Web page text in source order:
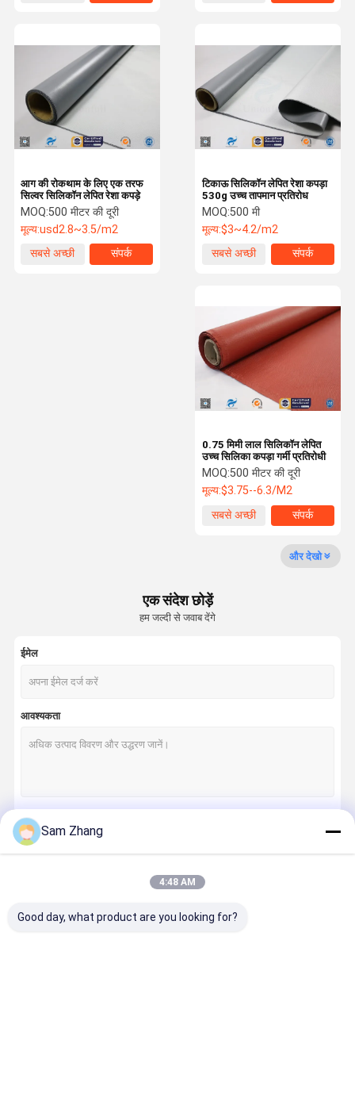
शीसे रेशा आग कंबल
पीटीएफई लेपित शीसे रेशा कपड़ा
सर्फबोर्ड शीसे रेशा कपड़ा
केवलर अरामी फैब्रिक
शीसे रेशा सुई मट
रजत लेपित कपड़ा
पीवीसी लेपित शीसे रेशा कपड़ा
टिकाऊ सिलिकॉन लेपित रेशा कपड़ा
530g उच्च तापमान प्रतिरोध
MOQ:500 मी
मूल्य:$3~4.2/m2
सबसे अच्छी
संपर्क
आग की रोकथाम के लिए एक तरफ
सिल्वर सिलिकॉन लेपित रेशा कपड़े
MOQ:500 मीटर की दूरी
मूल्य:usd2.8~3.5/m2
सबसे अच्छी
संपर्क
0.75 मिमी लाल सिलिकॉन लेपित
उच्च सिलिका कपड़ा गर्मी प्रतिरोधी
MOQ:500 मीटर की दूरी
मूल्य:$3.75--6.3/M2
सबसे अच्छी
संपर्क
और देखो
एक संदेश छोड़ें
हम जल्दी से जवाब देंगे
ईमेल
आवश्यकता
Sam Zhang
4:48 AM
Good day, what product are you looking for?